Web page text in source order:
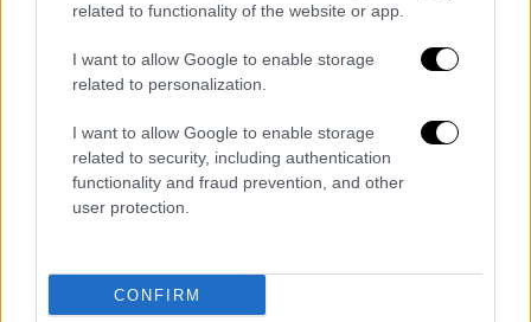
related to functionality of the website or app.
I want to allow Google to enable storage
related to personalization.
I want to allow Google to enable storage
related to security, including authentication
functionality and fraud prevention, and other
user protection.
CONFIRM